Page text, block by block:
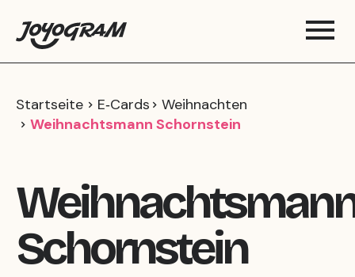
Startseite E‑Cards
Weihnachten
Weihnachtsmann Schornstein
Schornstein